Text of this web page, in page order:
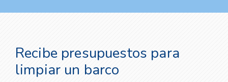
Recibe presupuestos para
limpiar un barco